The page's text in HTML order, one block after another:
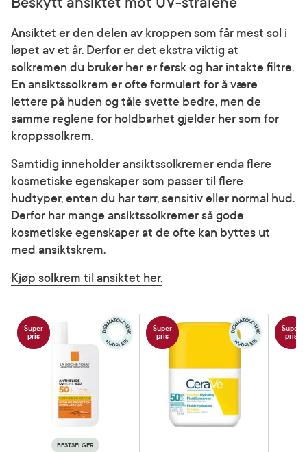
Ansiktet er den delen av kroppen som får mest sol i
løpet av et år. Derfor er det ekstra viktig at
solkremen du bruker her er fersk og har intakte filtre.
En ansiktssolkrem er ofte formulert for å være
lettere på huden og tåle svette bedre, men de
samme reglene for holdbarhet gjelder her som for
kroppssolkrem.
Samtidig inneholder ansiktssolkremer enda flere
kosmetiske egenskaper som passer til flere
hudtyper, enten du har tørr, sensitiv eller normal hud.
Derfor har mange ansiktssolkremer så gode
kosmetiske egenskaper at de ofte kan byttes ut
med ansiktskrem.
Kjøp solkrem til ansiktet her.
Super
pris
BESTSELGER
Super
pris
Super
pris